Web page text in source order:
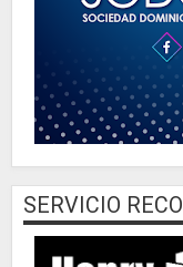
SERVICIO